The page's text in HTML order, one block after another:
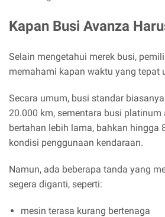
Kapan Busi Avanza
Selain mengetahui merek busi,
memahami kapan waktu yang tepat
Secara umum, busi standar
20.000 km, sementara busi
bertahan lebih lama, bahkan hingga
kondisi penggunaan kendaraan.
Namun, ada beberapa tanda yang
segera diganti, seperti:
mesin terasa kurang bertenaga